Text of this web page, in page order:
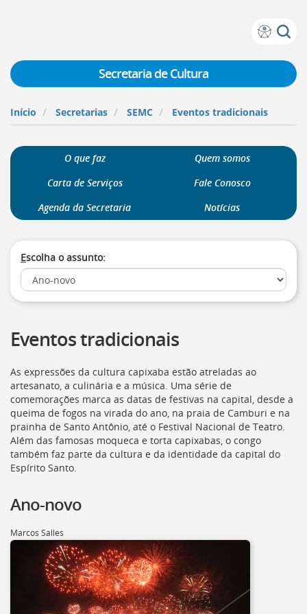
Vitória
teclado:
para
a
instruções
Ir
página
inicial
do
Portal
para
Portal
de
Serviços
[]
Ir
para
a
lista
[]
para
página
legislação
Secretaria de Cultura
Início Secretarias SEMC Eventos tradicionais
O que faz
Quem somos
Carta de Serviços
Fale Conosco
Agenda da Secretaria
Notícias
Escolha o assunto:
Eventos tradicionais
As expressões da cultura capixaba estão atreladas ao
artesanato, a culinária e a música. Uma série de
comemorações marca as datas de festivas na capital, desde a
queima de fogos na virada do ano, na praia de Camburi e na
prainha de Santo Antônio, até o Festival Nacional de Teatro.
Além das famosas moqueca e torta capixabas, o congo
também faz parte da cultura e da identidade da capital do
Espírito Santo.
Ano-novo
Marcos Salles